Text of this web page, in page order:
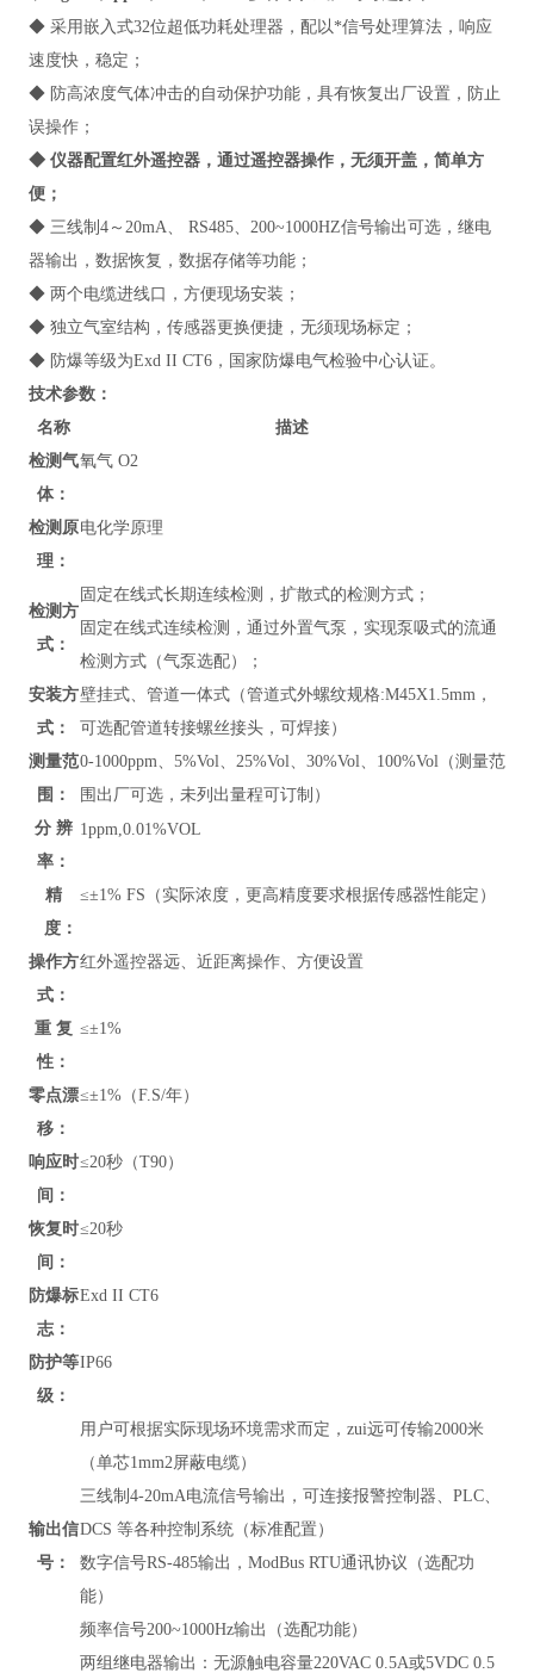
◆ 采用嵌入式32位超低功耗处理器，配以*信号处理算法，响应
速度快，稳定；
◆ 防高浓度气体冲击的自动保护功能，具有恢复出厂设置，防止
误操作；
◆ 仪器配置红外遥控器，通过遥控器操作，无须开盖，简单方
便；
◆ 三线制4～20mA、 RS485、200~1000HZ信号输出可选，继电
器输出，数据恢复，数据存储等功能；
◆ 两个电缆进线口，方便现场安装；
◆ 独立气室结构，传感器更换便捷，无须现场标定；
◆ 防爆等级为Exd II CT6，国家防爆电气检验中心认证。
技术参数：
名称
描述
检测气
体：
氧气 O2
检测原
理：
电化学原理
检测方
式：
固定在线式长期连续检测，扩散式的检测方式；
固定在线式连续检测，通过外置气泵，实现泵吸式的流通
检测方式（气泵选配）；
安装方
式：
壁挂式、管道一体式（管道式外螺纹规格:M45X1.5mm，
可选配管道转接螺丝接头，可焊接）
测量范
围：
0-1000ppm、 5%Vol 25%Vol、30%Vol、100%Vol
（测量范
围出厂可选，未列出量程可订制）
分 辨
率：
1ppm,0.01 %VOL
精
度：
≤±1% FS（实际浓度，更高精度要求根据传感器性能定）
操作方
式：
红外遥控器远、近距离操作、方便设置
重 复
性：
≤±1%
零点漂
移：
≤±1%（F.S/年）
响应时
间：
≤20秒（T90）
恢复时
间：
≤20秒
防爆标
志：
Exd II CT6
防护等
级：
IP66
输出信
号：
用户可根据实际现场环境需求而定，zui远可传输2000米
（单芯1mm2屏蔽电缆）
三线制4-20mA电流信号输出，可连接报警控制器、PLC、
DCS 等各种控制系统（标准配置）
数字信号RS-485输出， ModBus RTU通讯协议 （选配功
能）
频率信号200~1000Hz输出（选配功能）
两组继电器输出：无源触电容量220VAC 0.5A或5VDC 0.5